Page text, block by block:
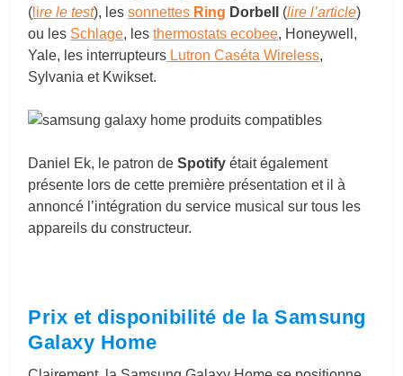
( lire le test), lessonnettes Ring Dorbell (lire l’article)
ou les Schlage, lesthermostats ecobee, Honeywell,
Yale, les interrupteurs Lutron Caséta Wireless,
Sylvania et Kwikset.
Daniel Ek, le patron deSpotify était également
présente lors de cette première présentation et il à
annoncé l’intégration du service musical sur tous les
appareils du constructeur.
Prix et disponibilité de la Samsung
Galaxy Home